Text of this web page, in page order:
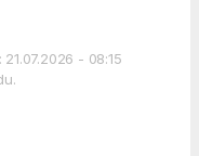
- 08:15